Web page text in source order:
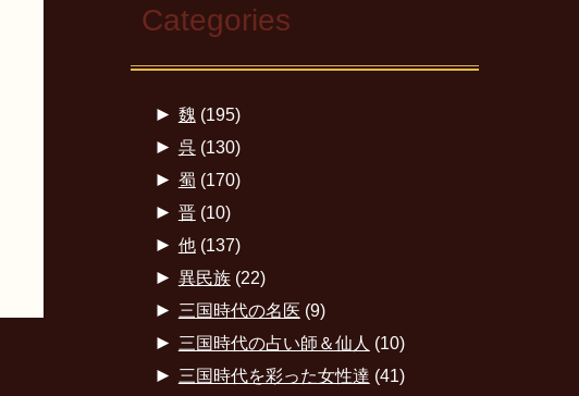
Categories
► 魏 (195)
► 呉(130)
► 蜀 (170)
► 晋(10)
► 他(137)
► 異民族(22)
► 三国時代の名医 (9)
► 三国時代の占い師＆仙人 (10)
► 三国時代を彩った女性達 (41)